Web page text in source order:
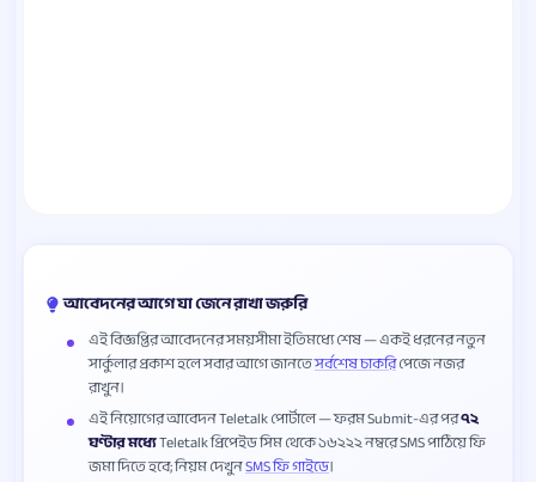
আবেদনের আগে যা জেনে রাখা জরুরি
এই বিজ্ঞপ্তির আবেদনের সময়সীমা ইতিমধ্যে শেষ — একই ধরনের নতুন
সার্কুলার প্রকাশ হলে সবার আগে জানতেসর্বশেষ চাকরিপেজে নজর
রাখুন।
এই নিয়োগের আবেদন Teletalk পোর্টালে — ফরম Submit-এর পর৭২
ঘণ্টার মধ্যেTeletalk প্রিপেইড সিম থেকে ১৬২২২ নম্বরে SMS পাঠিয়ে ফি
জমা দিতে হবে; নিয়ম দেখুনSMS ফি গাইডে।